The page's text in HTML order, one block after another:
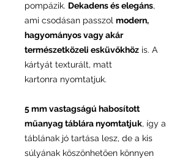
pompázik. Dekadens és elegáns,
ami csodásan passzol modern,
hagyományos vagy akár
természetközeli esküvőkhöz is. A
kártyát texturált, matt
kartonra nyomtatjuk.
5 mm vastagságú habosított
műanyag táblára nyomtatjuk, így a
táblának jó tartása lesz, de a kis
súlyának köszönhetően könnyen